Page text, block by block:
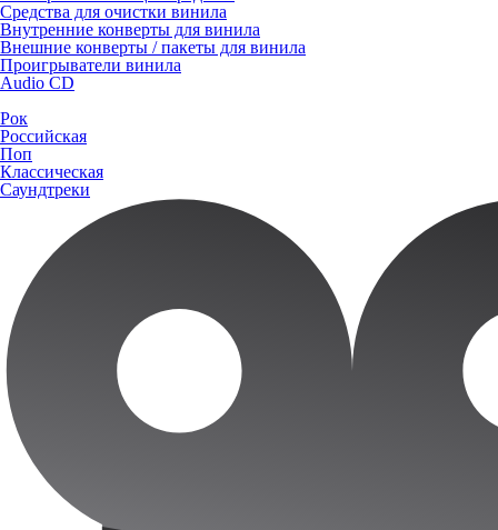
Средства для очистки винила
Внутренние конверты для винила
Внешние конверты / пакеты для винила
Проигрыватели винила
Audio CD
Рок
Российская
Поп
Классическая
Саундтреки